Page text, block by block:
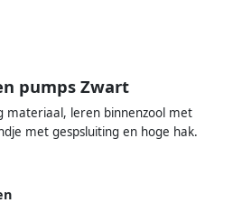
pumps Zwart
materiaal, leren binnenzool met
met gespsluiting en hoge hak.